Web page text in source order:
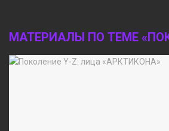
МАТЕРИАЛЫ ПО ТЕМЕ